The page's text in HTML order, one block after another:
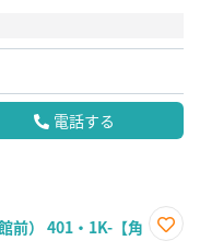
電話する
前） 401・1K-【角